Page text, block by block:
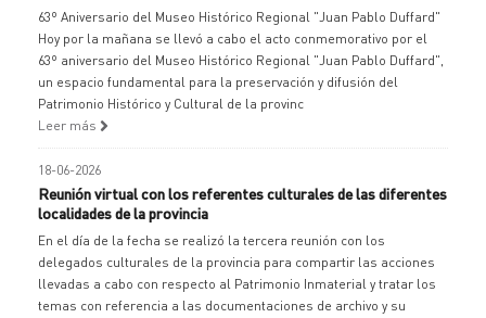
63º Aniversario del Museo Histórico Regional "Juan Pablo Duffard"
Hoy por la mañana se llevó a cabo el acto conmemorativo por el
63º aniversario del Museo Histórico Regional "Juan Pablo Duffard",
un espacio fundamental para la preservación y difusión del
Patrimonio Histórico y Cultural de la provinc
Leer más
18-06-2026
Reunión virtual con los referentes culturales de las diferentes
localidades de la provincia
En el día de la fecha se realizó la tercera reunión con los
delegados culturales de la provincia para compartir las acciones
llevadas a cabo con respecto al Patrimonio Inmaterial y tratar los
temas con referencia a las documentaciones de archivo y su